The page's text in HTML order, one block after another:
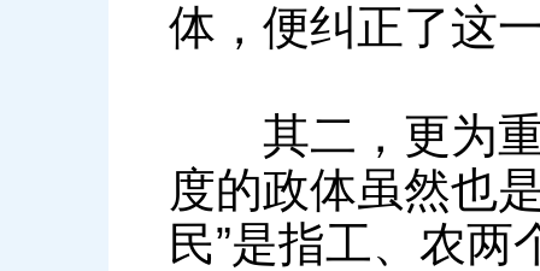
体，便纠正了这
其二，更为重
度的政体虽然也
民”是指工、农两